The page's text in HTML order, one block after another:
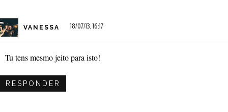
VANESSA 18/07/13, 16:17
Tu tens mesmo jeito para isto!
RESPONDER